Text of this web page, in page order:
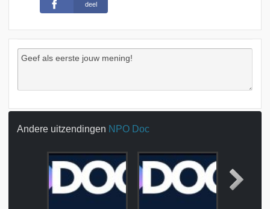
deel
Andere uitzendingen NPO Doc